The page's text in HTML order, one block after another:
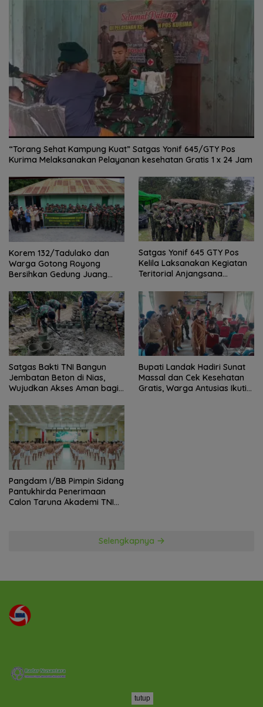
“Torang Sehat Kampung Kuat” Satgas Yonif 645/GTY Pos
Kurima Melaksanakan Pelayanan kesehatan Gratis 1 x 24 Jam
Korem 132/Tadulako dan
Warga Gotong Royong
Bersihkan Gedung Juang
Satgas Yonif 645 GTY Pos
Kelila Laksanakan Kegiatan
Teritorial Anjangsana
Lurah
Satgas Bakti TNI Bangun
Jembatan Beton di Nias,
Wujudkan Akses Aman bagi
Bupati Landak Hadiri Sunat
Massal dan Cek Kesehatan
Gratis, Warga Antusias Ikuti
Pangdam I/BB Pimpin Sidang
Pantukhirda Penerimaan
Calon Taruna Akademi TNI
Selengkapnya
tutup